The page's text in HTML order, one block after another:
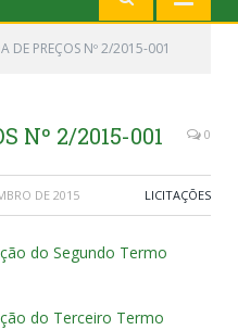
DE PREÇOS Nº 2/2015-001
Nº 2/2015-001 0
DE 2015 LICITAÇÕES
do Segundo Termo
do Terceiro Termo